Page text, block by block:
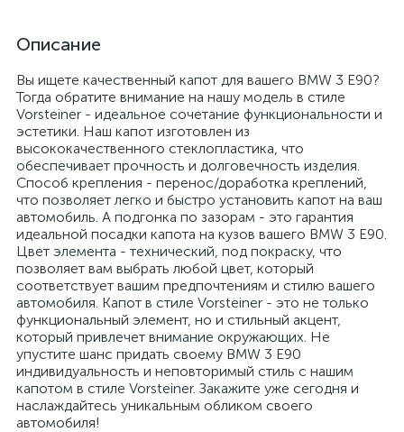
Описание
Вы ищете качественный капот для вашего BMW 3 E90?
Тогда обратите внимание на нашу модель в стиле
Vorsteiner - идеальное сочетание функциональности и
эстетики. Наш капот изготовлен из
высококачественного стеклопластика, что
обеспечивает прочность и долговечность изделия.
Способ крепления - перенос/доработка креплений,
что позволяет легко и быстро установить капот на ваш
автомобиль. А подгонка по зазорам - это гарантия
идеальной посадки капота на кузов вашего BMW 3 E90.
Цвет элемента - технический, под покраску, что
позволяет вам выбрать любой цвет, который
соответствует вашим предпочтениям и стилю вашего
автомобиля. Капот в стиле Vorsteiner - это не только
функциональный элемент, но и стильный акцент,
который привлечет внимание окружающих. Не
упустите шанс придать своему BMW 3 E90
индивидуальность и неповторимый стиль с нашим
капотом в стиле Vorsteiner. Закажите уже сегодня и
наслаждайтесь уникальным обликом своего
автомобиля!